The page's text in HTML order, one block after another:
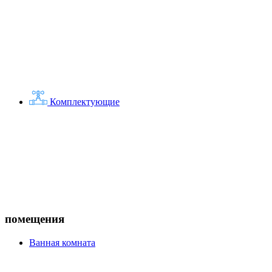
Комплектующие
помещения
Ванная комната